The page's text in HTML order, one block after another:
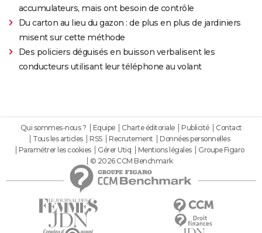
accumulateurs, mais ont besoin de contrôle
Du carton au lieu du gazon : de plus en plus de jardiniers
misent sur cette méthode
Des policiers déguisés en buisson verbalisent les
conducteurs utilisant leur téléphone au volant
Qui sommes-nous ? Equipe Charte éditoriale Publicité
Contact
Tous les articles
RSS Recrutement
Données personnelles
Paramétrer les cookies
Gérer Utiq Mentions légales
Groupe Figaro
© 2026 CCM Benchmark